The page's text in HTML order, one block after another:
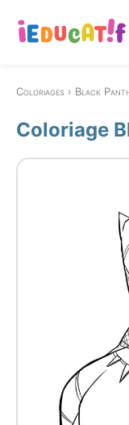
Coloriages Black
Coloriage